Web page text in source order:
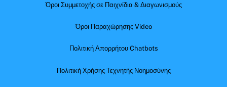
Όροι Συμμετοχής σε Παιχνίδια & Διαγωνισμούς
Όροι Παραχώρησης Video
Πολιτική Απορρήτου Chatbots
Πολιτική Χρήσης Τεχνητής Νοημοσύνης